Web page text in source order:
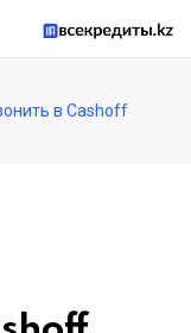
в Cashoff